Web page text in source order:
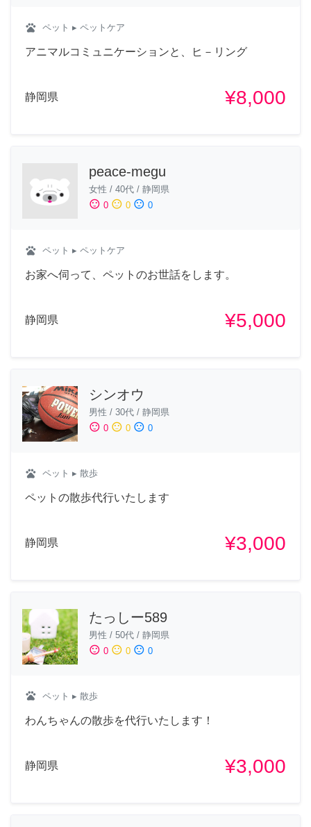
pets ペット ▸ ペットケア
アニマルコミュニケーションと、ヒ－リング
静岡県 ¥8,000
peace-megu
女性 / 40代 / 静岡県
sentiment_satisfied 0 sentiment_neutral 0 sentiment_dissatisfied 0
pets ペット ▸ ペットケア
お家へ伺って、ペットのお世話をします。
静岡県 ¥5,000
シンオウ
男性 / 30代 / 静岡県
sentiment_satisfied 0 sentiment_neutral 0 sentiment_dissatisfied 0
pets ペット ▸ 散歩
ペットの散歩代行いたします
静岡県 ¥3,000
たっしー589
男性 / 50代 / 静岡県
sentiment_satisfied 0 sentiment_neutral 0 sentiment_dissatisfied 0
pets ペット ▸ 散歩
わんちゃんの散歩を代行いたします！
静岡県 ¥3,000